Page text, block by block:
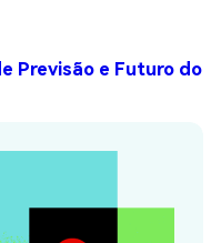
Previsão e Futuro do